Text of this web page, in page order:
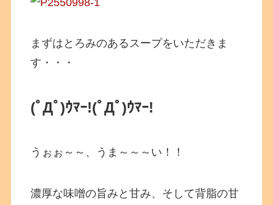
まずはとろみのあるスープをいただきま
す・・・
(ﾟДﾟ)ｳﾏｰ!(ﾟДﾟ)ｳﾏｰ!
うぉぉ～～、うま～～～い！！
濃厚な味噌の旨みと甘み、そして背脂の甘